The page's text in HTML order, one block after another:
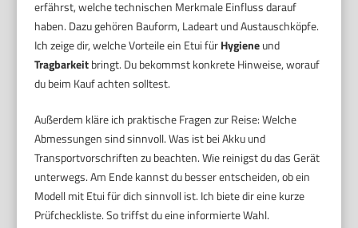
erfährst, welche technischen Merkmale Einfluss darauf
haben. Dazu gehören Bauform, Ladeart und Austauschköpfe.
Ich zeige dir, welche Vorteile ein Etui fürHygieneund
Tragbarkeitbringt. Du bekommst konkrete Hinweise, worauf
du beim Kauf achten solltest.
Außerdem kläre ich praktische Fragen zur Reise: Welche
Abmessungen sind sinnvoll. Was ist bei Akku und
Transportvorschriften zu beachten. Wie reinigst du das Gerät
unterwegs. Am Ende kannst du besser entscheiden, ob ein
Modell mit Etui für dich sinnvoll ist. Ich biete dir eine kurze
Prüfcheckliste. So triffst du eine informierte Wahl.